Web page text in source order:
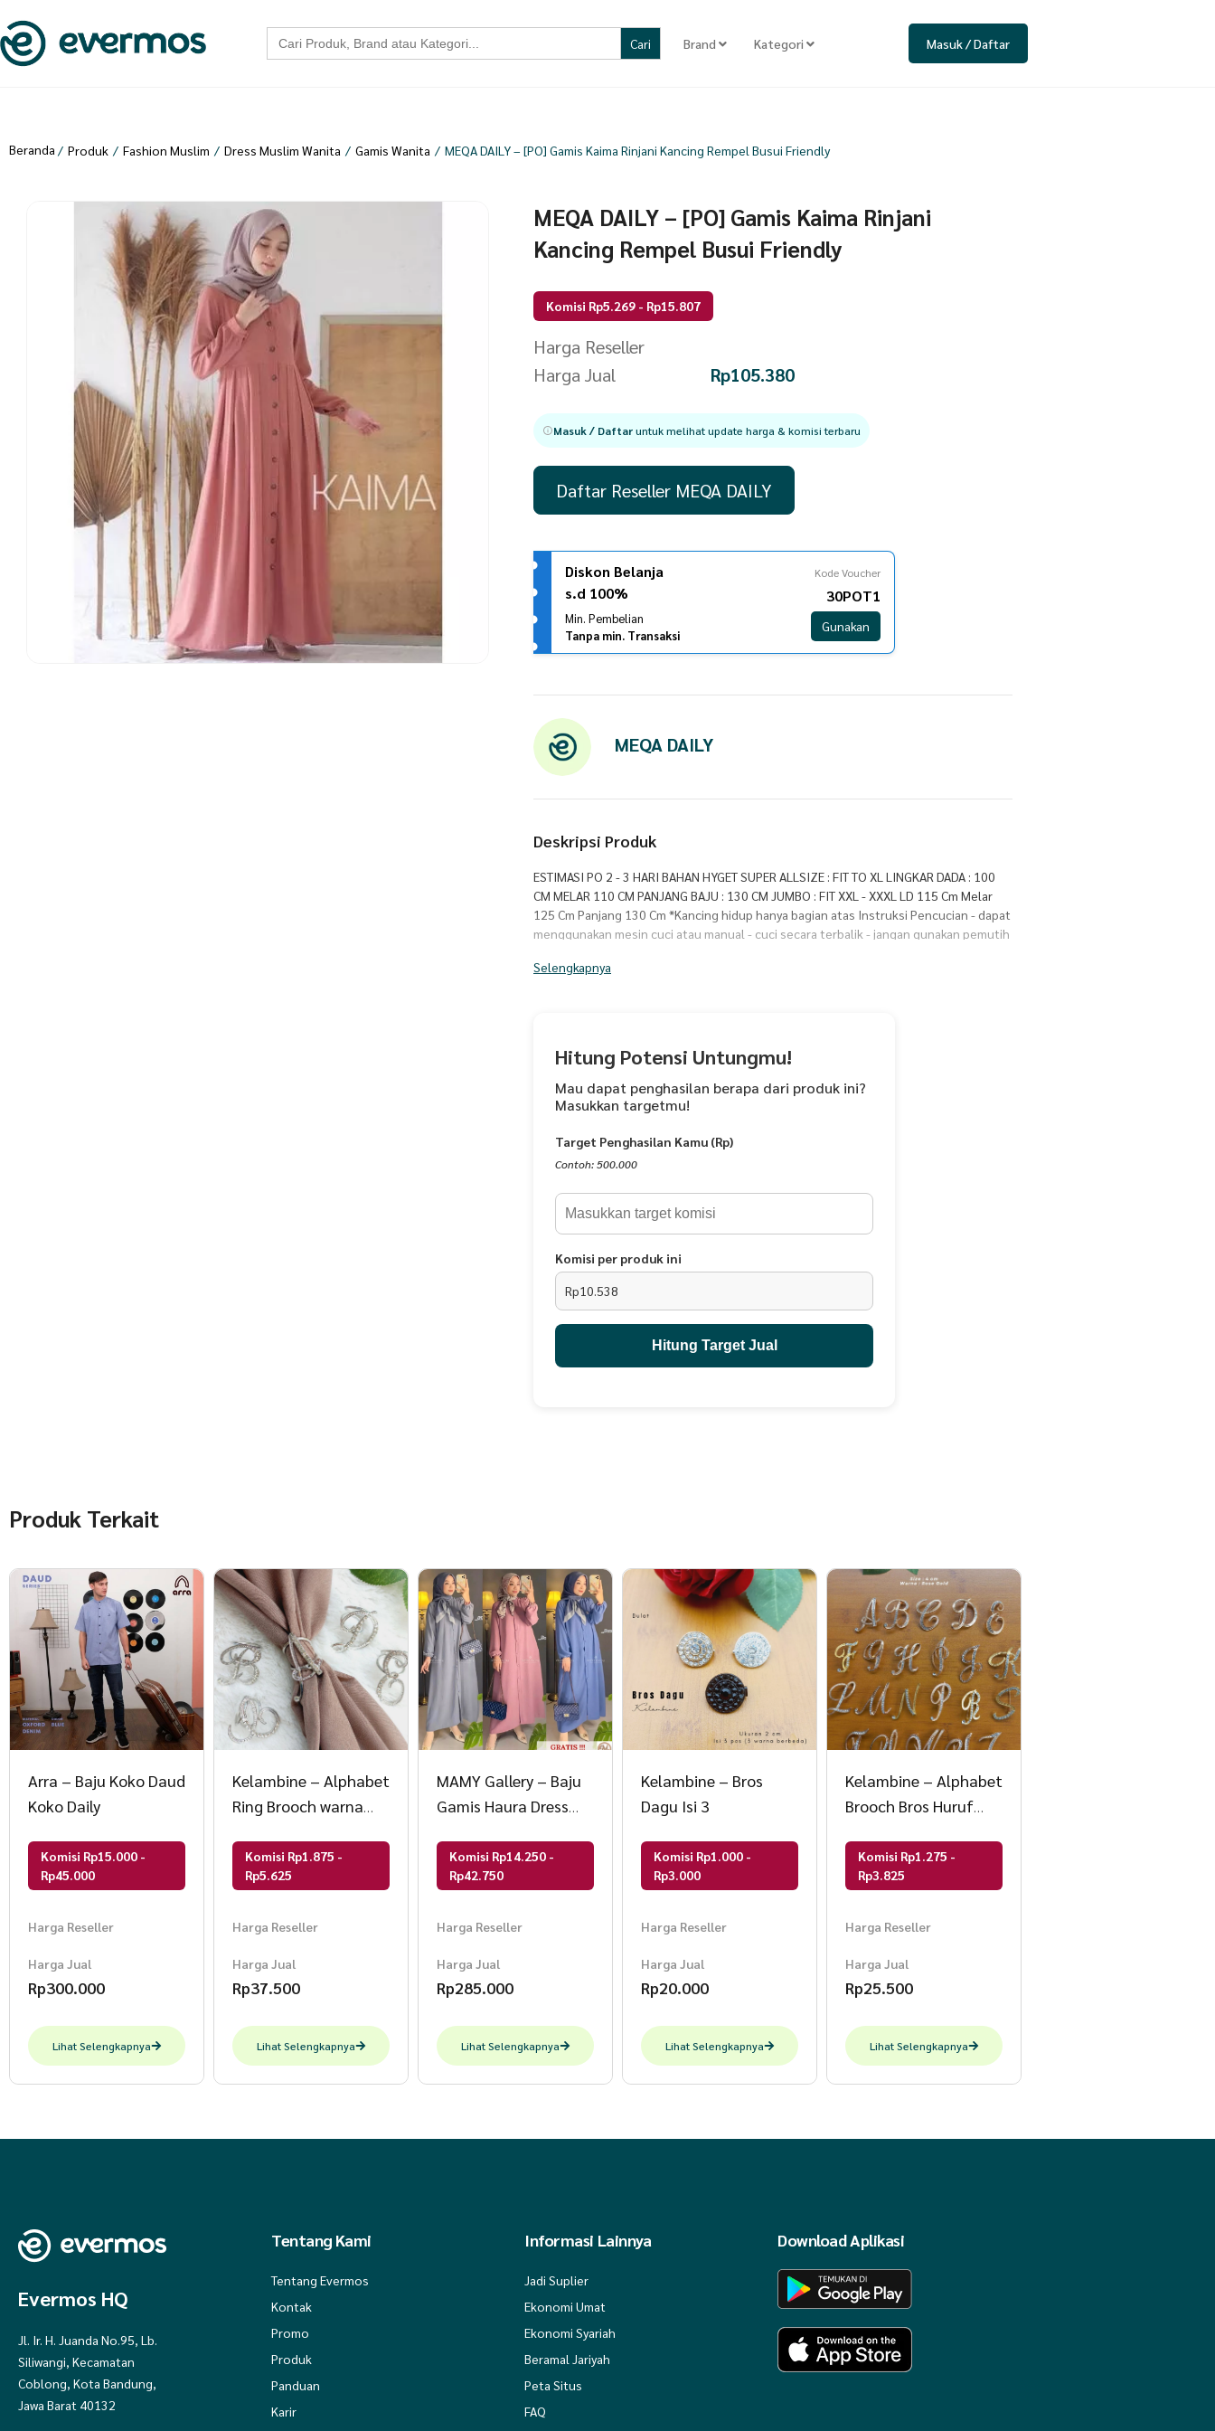
Search
for: Brand Kategori Masuk / Daftar
Beranda / Produk / Fashion Muslim / Dress Muslim Wanita / Gamis Wanita / MEQA DAILY – [PO] Gamis Kaima Rinjani Kancing Rempel Busui Friendly
MEQA DAILY – [PO] Gamis Kaima Rinjani
Kancing Rempel Busui Friendly
Komisi Rp5.269 - Rp15.807
Harga Reseller
Harga Jual
Rp105.380
Masuk / Daftaruntuk melihat update harga & komisi terbaru
Daftar Reseller MEQA DAILY
Diskon Belanja
s.d 100%
Min. Pembelian
Tanpa min. Transaksi
Kode Voucher
30POT1
Gunakan
MEQA DAILY
Deskripsi Produk
ESTIMASI PO 2 - 3 HARI BAHAN HYGET SUPER ALLSIZE : FIT TO XL LINGKAR DADA : 100
CM MELAR 110 CM PANJANG BAJU : 130 CM JUMBO : FIT XXL - XXXL LD 115 Cm Melar
125 Cm Panjang 130 Cm *Kancing hidup hanya bagian atas Instruksi Pencucian - dapat
menggunakan mesin cuci atau manual - cuci secara terbalik - jangan gunakan pemutih
Selengkapnya
Hitung Potensi Untungmu!
Mau dapat penghasilan berapa dari produk ini?
Masukkan targetmu!
Target Penghasilan Kamu (Rp)
Contoh: 500.000
Komisi per produk ini
Rp10.538
Hitung Target Jual
Produk Terkait
Arra – Baju Koko Daud
Koko Daily
Komisi Rp15.000 -
Rp45.000
Harga Reseller
Harga Jual
Rp300.000
Lihat Selengkapnya
Kelambine – Alphabet
Ring Brooch warna
Komisi Rp1.875 -
Rp5.625
Harga Reseller
Harga Jual
Rp37.500
Lihat Selengkapnya
MAMY Gallery – Baju
Gamis Haura Dress
Quality)
Komisi Rp14.250 -
Rp42.750
Harga Reseller
Harga Jual
Rp285.000
Lihat Selengkapnya
Kelambine – Bros
Dagu Isi 3
Komisi Rp1.000 -
Rp3.000
Harga Reseller
Harga Jual
Rp20.000
Lihat Selengkapnya
Kelambine – Alphabet
Brooch Bros Huruf
Gold dan Silver
Komisi Rp1.275 -
Rp3.825
Harga Reseller
Harga Jual
Rp25.500
Lihat Selengkapnya
Evermos HQ
Jl. Ir. H. Juanda No.95, Lb.
Siliwangi, Kecamatan
Coblong, Kota Bandung,
Jawa Barat 40132
Tentang Kami
Tentang Evermos
Kontak
Promo
Produk
Panduan
Karir
Informasi Lainnya
Jadi Suplier
Ekonomi Umat
Ekonomi Syariah
Beramal Jariyah
Peta Situs
FAQ
Download Aplikasi